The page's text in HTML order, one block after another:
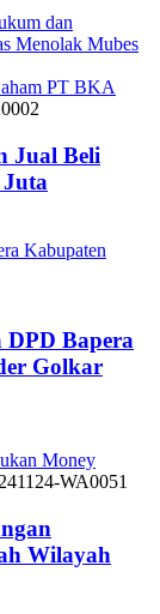
dan
Menolak Mubes
PT BKA
Jual Beli
Kabupaten
DPD Bapera
Golkar
Money
Wilayah